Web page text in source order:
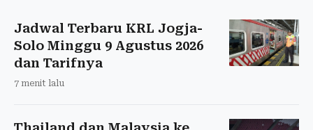
Jadwal Terbaru KRL Jogja-
Solo Minggu 9 Agustus 2026
dan Tarifnya
7 menit lalu